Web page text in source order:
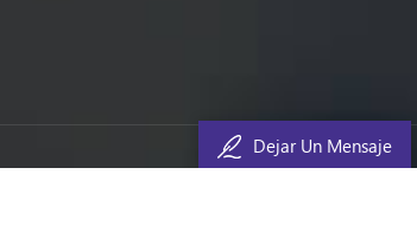
Dejar Un Mensaje